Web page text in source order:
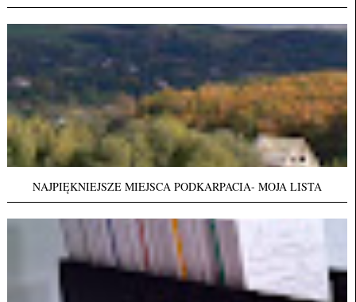
NAJPIĘKNIEJSZE MIEJSCA PODKARPACIA- MOJA LISTA